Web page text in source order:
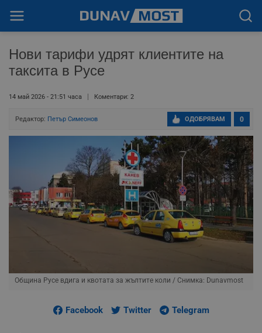
Нови тарифи удрят клиентите на
таксита в Русе
14 май 2026 - 21:51 часа Коментари: 2
Редактор: Петър Симеонов 0
ОДОБРЯВАМ
Община Русе вдига и квотата за жълтите коли / Снимка: Dunavmost
Facebook Twitter Telegram